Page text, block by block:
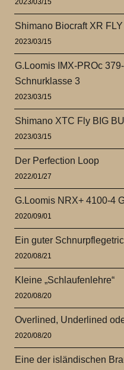
2023/03/15
Shimano Biocraft XR FLY
2023/03/15
G.Loomis IMX-PROc 379-
Schnurklasse 3
2023/03/15
Shimano XTC Fly BIG
2023/03/15
Der Perfection Loop
2022/01/27
G.Loomis NRX+ 4100-4
2020/09/01
Ein guter
2020/08/21
Kleine „Schlaufenlehre“
2020/08/20
Overlined, Underlined
2020/08/20
Eine der isländischen